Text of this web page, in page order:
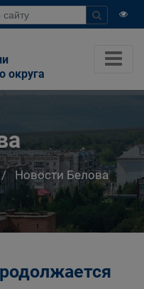
округа
Новости Белова